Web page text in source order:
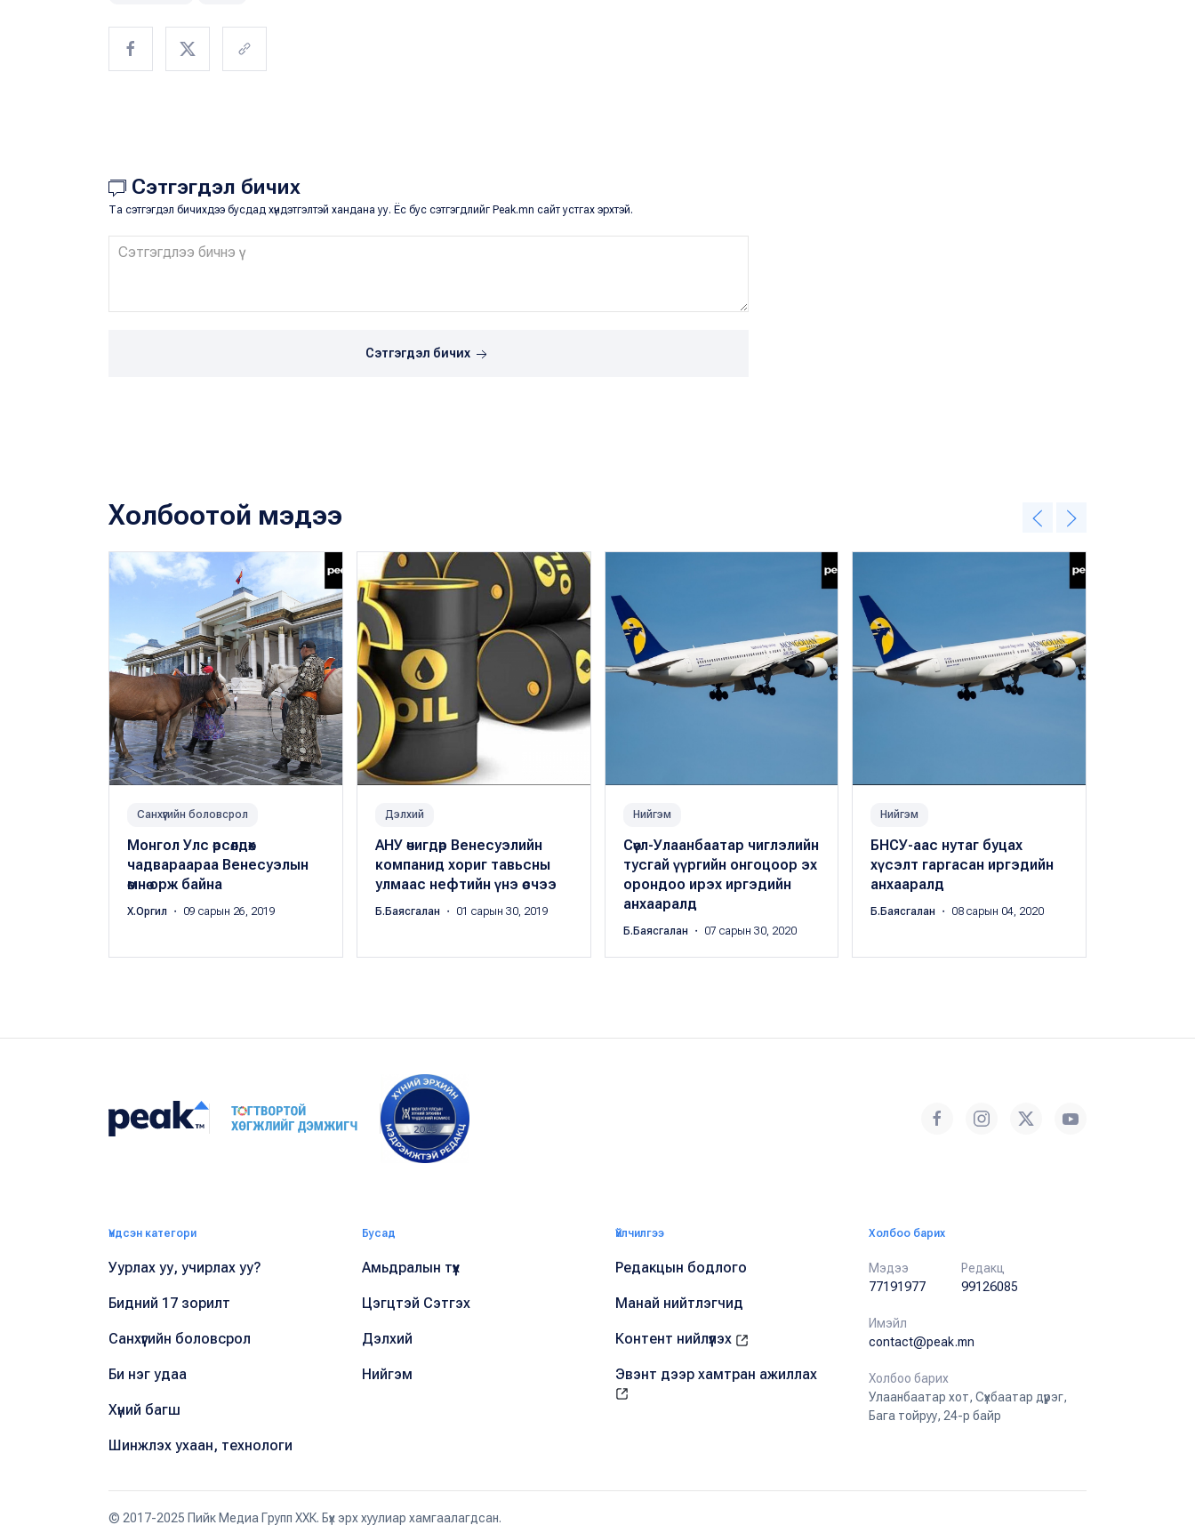
Сэтгэгдэл бичих
Та сэтгэгдэл бичихдээ бусдад хүндэтгэлтэй хандана уу. Ёс бус сэтгэгдлийг Peak.mn сайт устгах эрхтэй.
Сэтгэгдэл бичих
Холбоотой мэдээ
Санхүүгийн боловсрол
Монгол Улс өрсөлдөх
чадвараараа Венесуэлын
өмнө орж байна
Х.Оргил ・ 09 сарын 26, 2019
Дэлхий
АНУ өчигдөр Венесуэлийн
компанид хориг тавьсны
улмаас нефтийн үнэ өсчээ
Б.Баясгалан ・ 01 сарын 30, 2019
Нийгэм
Сөүл-Улаанбаатар чиглэлийн
тусгай үүргийн онгоцоор эх
орондоо ирэх иргэдийн
анхааралд
Б.Баясгалан ・ 07 сарын 30, 2020
Нийгэм
БНСУ-аас нутаг буцах
хүсэлт гаргасан иргэдийн
анхааралд
Б.Баясгалан ・ 08 сарын 04, 2020
Үндсэн категори
Уурлах уу, учирлах уу?
Бидний 17 зорилт
Санхүүгийн боловсрол
Би нэг удаа
Хүний багш
Шинжлэх ухаан, технологи
Бусад
Амьдралын түүх
Цэгцтэй Сэтгэх
Дэлхий
Нийгэм
Үйлчилгээ
Редакцын бодлого
Манай нийтлэгчид
Контент нийлүүлэх
Эвэнт дээр хамтран ажиллах
Холбоо барих
Мэдээ
77191977
Редакц
99126085
Имэйл
contact@peak.mn
Холбоо барих
Улаанбаатар хот, Сүхбаатар дүүрэг,
Бага тойруу, 24-р байр
© 2017-2025 Пийк Медиа Групп ХХК. Бүх эрх хуулиар хамгаалагдсан.